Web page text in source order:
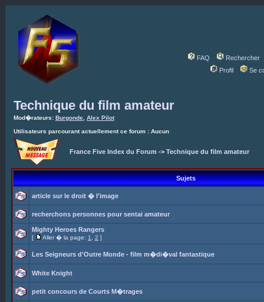
FAQ
Rechercher
Profil
Se
Technique du film amateur
Mod�rateurs: Burgonde Alex Pilot
Utilisateurs parcourant actuellement ce forum : Aucun
France Five Index du Forum -> Technique du film amateur
Sujets
article sur le droit � l'image
recherchons personnes pour sentai amateur
Mighty Heroes Rangers
[ Aller � la page: 1 2 ]
Les Seigneurs d'Outre Monde - film m�di�val fantastique
White Knight
petit concours de Courts M�trages